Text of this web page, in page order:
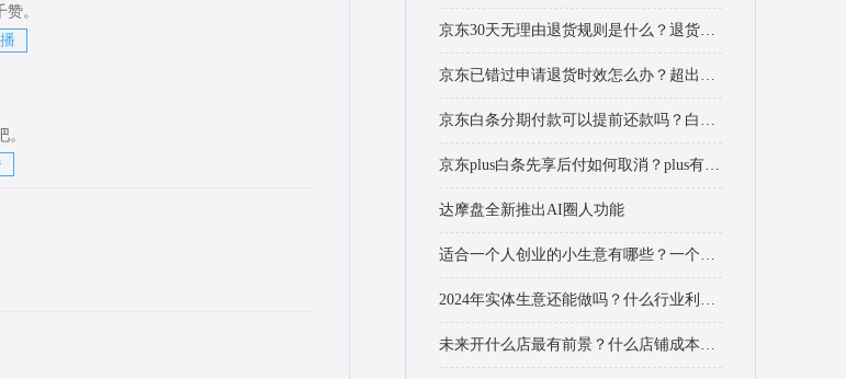
。
京东30天无理由退货规则是什么？退货多了有影响吗？
京东已错过申请退货时效怎么办？超出期限怎么退货？
京东白条分期付款可以提前还款吗？白条怎么还款？
京东plus白条先享后付如何取消？plus有什么用？
达摩盘全新推出AI圈人功能
适合一个人创业的小生意有哪些？一个人创业难吗？
2024年实体生意还能做吗？什么行业利润高？
未来开什么店最有前景？什么店铺成本小利润大？